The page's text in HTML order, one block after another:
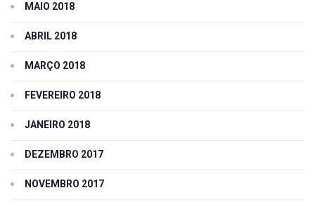
MAIO 2018
ABRIL 2018
MARÇO 2018
FEVEREIRO 2018
JANEIRO 2018
DEZEMBRO 2017
NOVEMBRO 2017